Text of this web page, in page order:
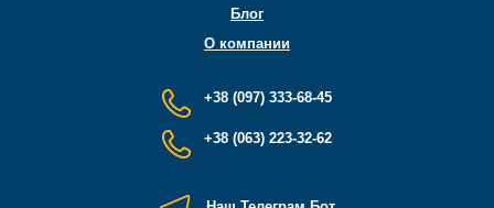
Блог
О компании
+38 (097) 333-68-45
+38 (063) 223-32-62